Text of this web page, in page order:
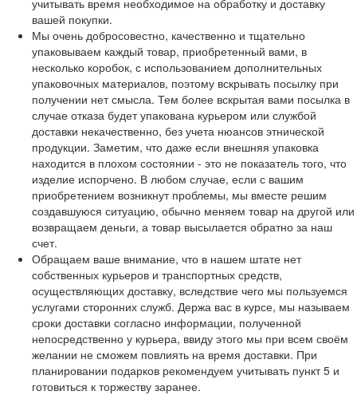
вашей покупки.
Мы очень добросовестно, качественно и тщательно
упаковываем каждый товар, приобретенный вами, в
несколько коробок, с использованием дополнительных
упаковочных материалов, поэтому вскрывать посылку при
получении нет смысла. Тем более вскрытая вами посылка в
случае отказа будет упакована курьером или службой
доставки некачественно, без учета нюансов этнической
продукции. Заметим, что даже если внешняя упаковка
находится в плохом состоянии - это не показатель того, что
изделие испорчено. В любом случае, если с вашим
приобретением возникнут проблемы, мы вместе решим
создавшуюся ситуацию, обычно меняем товар на другой или
возвращаем деньги, а товар высылается обратно за наш
счет.
Обращаем ваше внимание, что в нашем штате нет
собственных курьеров и транспортных средств,
осуществляющих доставку, вследствие чего мы пользуемся
услугами сторонних служб. Держа вас в курсе, мы называем
сроки доставки согласно информации, полученной
непосредственно у курьера, ввиду этого мы при всем своём
желании не сможем повлиять на время доставки. При
планировании подарков рекомендуем учитывать пункт 5 и
готовиться к торжеству заранее.